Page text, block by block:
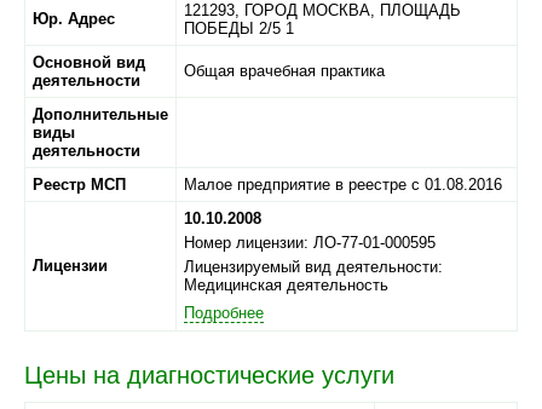
Юр. Адрес 121293, ГОРОД МОСКВА, ПЛОЩАДЬ
ПОБЕДЫ 2/5 1
Основной вид
деятельности
Общая врачебная практика
Дополнительные
виды
деятельности
Реестр МСП
Малое предприятие в реестре с 01.08.2016
Лицензии
10.10.2008
Номер лицензии: ЛО-77-01-000595
Лицензируемый вид деятельности:
Медицинская деятельность
Подробнее
Цены на диагностические услуги